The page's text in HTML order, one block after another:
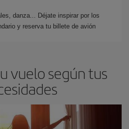
danza... Déjate inspirar por los
y reserva tu billete de avión
vuelo según tus